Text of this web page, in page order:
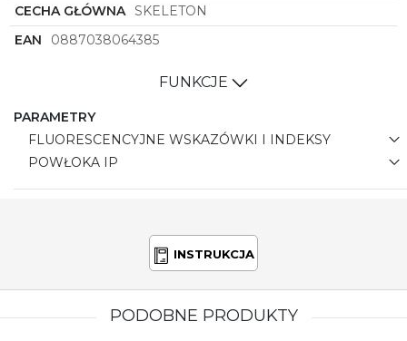
CECHA GŁÓWNA SKELETON
EAN
0887038064385
FUNKCJE
PARAMETRY
FLUORESCENCYJNE WSKAZÓWKI I INDEKSY
POWŁOKA IP
INSTRUKCJA
PODOBNE PRODUKTY